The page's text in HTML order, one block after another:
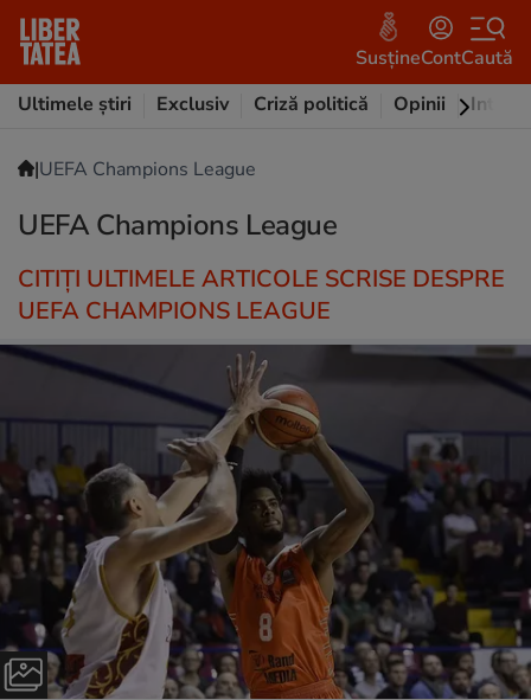
SusțineContCaută
Ultimele știri
Exclusiv Criză politică Opinii
|UEFA Champions League
UEFA Champions League
CITIȚI ULTIMELE ARTICOLE SCRISE DESPRE
UEFA CHAMPIONS LEAGUE